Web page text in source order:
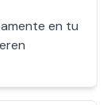
en tu